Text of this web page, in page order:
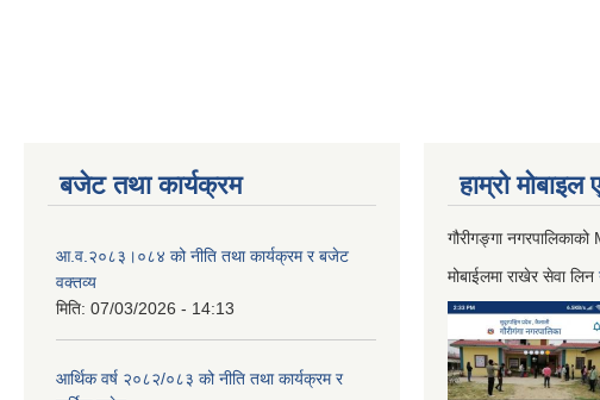
बजेट तथा कार्यक्रम
आ.व.२०८३।०८४ को नीति तथा कार्यक्रम र बजेट
वक्तव्य
मिति: 07/03/2026 - 14:13
आर्थिक वर्ष २०८२/०८३ को नीति तथा कार्यक्रम र
हाम्रो माेबाइल
गौरीगङ्गा
मोबाईलमा राखेर सेवा लिन